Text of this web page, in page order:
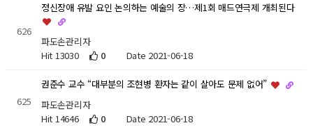
626
정신장애 유발 요인 논의하는 예술의 장…제1회 매드연극제 개최된다
파도손관리자
Hit 13030
0 Date 2021-06-18
625
권준수 교수 “대부분의 조현병 환자는 같이 살아도 문제 없어”
파도손관리자
Hit 14646
0 Date 2021-06-18